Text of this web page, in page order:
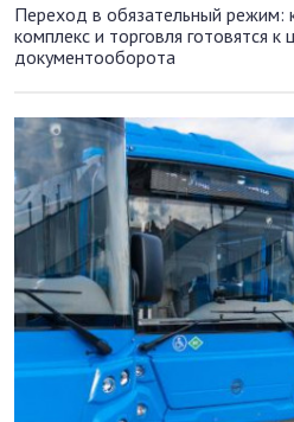
Переход в обязательный режим:
комплекс и торговля готовятся к
документооборота